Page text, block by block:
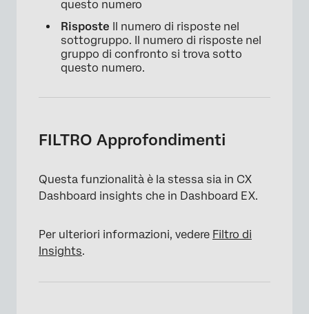
×
questo numero
Risposte Il numero di risposte nel
sottogruppo. Il numero di risposte nel
gruppo di confronto si trova sotto
questo numero.
FILTRO Approfondimenti
Questa funzionalità è la stessa sia in CX
Dashboard insights che in Dashboard EX.
Per ulteriori informazioni, vedere Filtro di
Insights.